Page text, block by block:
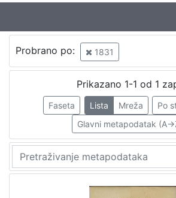
Probrano po: 1831
Prikazano 1-1 od 1
Faseta Lista Mreža
Po
Glavni metapodatak (A-